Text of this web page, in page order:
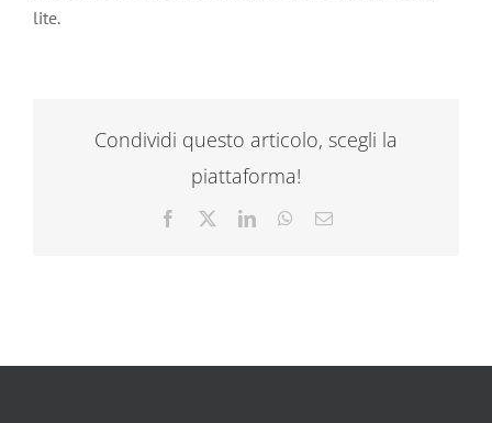
lite.
Condividi questo articolo, scegli la
piattaforma!
Facebook LinkedInWhatsApp
Email